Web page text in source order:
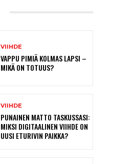
VIIHDE
VAPPU PIMIÄ KOLMAS LAPSI –
MIKÄ ON TOTUUS?
VIIHDE
PUNAINEN MATTO TASKUSSASI:
MIKSI DIGITAALINEN VIIHDE ON
UUSI ETURIVIN PAIKKA?